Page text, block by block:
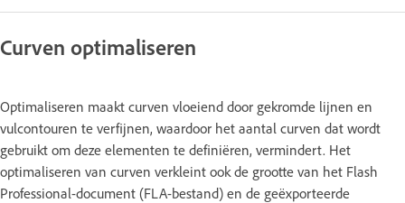
Curven optimaliseren
Optimaliseren maakt curven vloeiend door gekromde lijnen en
vulcontouren te verfijnen, waardoor het aantal curven dat wordt
gebruikt om deze elementen te definiëren, vermindert. Het
optimaliseren van curven verkleint ook de grootte van het Flash
Professional-document (FLA-bestand) en de geëxporteerde